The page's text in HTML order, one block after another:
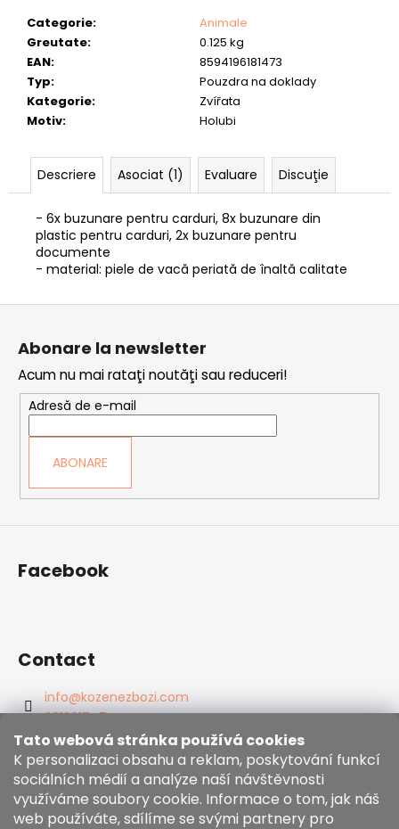
Tato webová stránka používá cookies
K personalizaci obsahu a reklam, poskytování funkcí
sociálních médií a analýze naší návštěvnosti
využíváme soubory cookie. Informace o tom, jak náš
web používáte, sdílíme se svými partnery pro
Categorie:
Animale
Greutate:
0.125 kg
EAN:
8594196181473
Typ:
Pouzdra na doklady
Kategorie:
Zvířata
Motiv: Holubi
Descriere Asociat (1) Evaluare Discuţie
- 6x buzunare pentru carduri, 8x buzunare din
plastic pentru carduri, 2x buzunare pentru
documente
- material: piele de vacă periată de înaltă calitate
lei137,58
S
Abonare la newsletter
Acum nu mai rataţi noutăţi sau reduceri!
Adresă de e-mail
ABONARE
Facebook
Contact
info@kozenezbozi.com
381281747
603225633
https://www.facebook.com/kozenezbozi/
Informace pro vás